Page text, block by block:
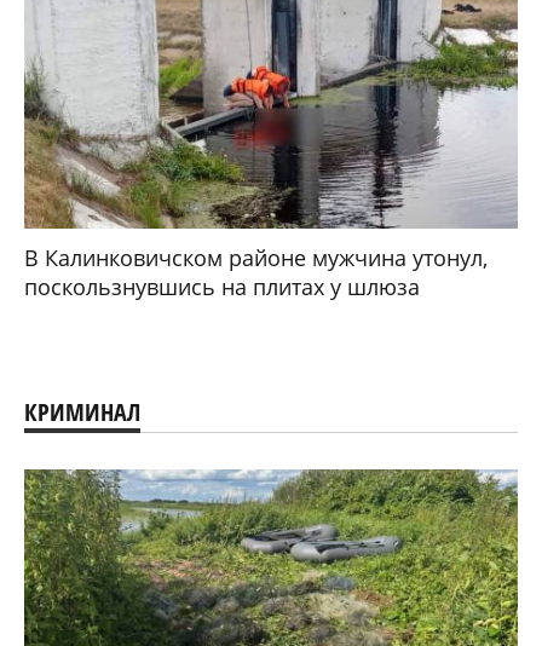
В Калинковичском районе мужчина утонул,
поскользнувшись на плитах у шлюза
КРИМИНАЛ